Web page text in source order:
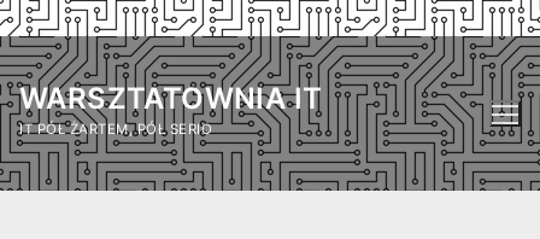
Przejdź
do
treści
WARSZTATOWNIA IT
IT PÓŁ ŻARTEM, PÓŁ SERIO